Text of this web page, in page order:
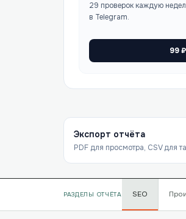
29 проверок каждую
в Telegram.
99
Экспорт отчёта
PDF для просмотра, CSV для
РАЗДЕЛЫ ОТЧЁТА SEO